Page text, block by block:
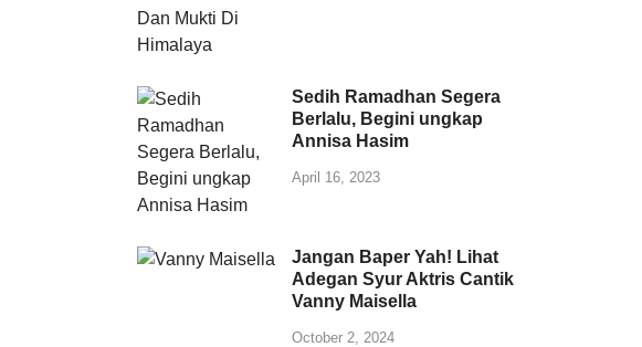
Sedih Ramadhan Segera
Berlalu, Begini ungkap
Annisa Hasim
April 16, 2023
Jangan Baper Yah! Lihat
Adegan Syur Aktris Cantik
Vanny Maisella
October 2, 2024